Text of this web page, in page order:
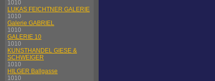
1010
LUKAS FEICHTNER GALERIE
1010
Galerie GABRIEL
1010
GALERIE 10
1010
KUNSTHANDEL GIESE &
SCHWEIGER
1010
HILGER Ballgasse
1010